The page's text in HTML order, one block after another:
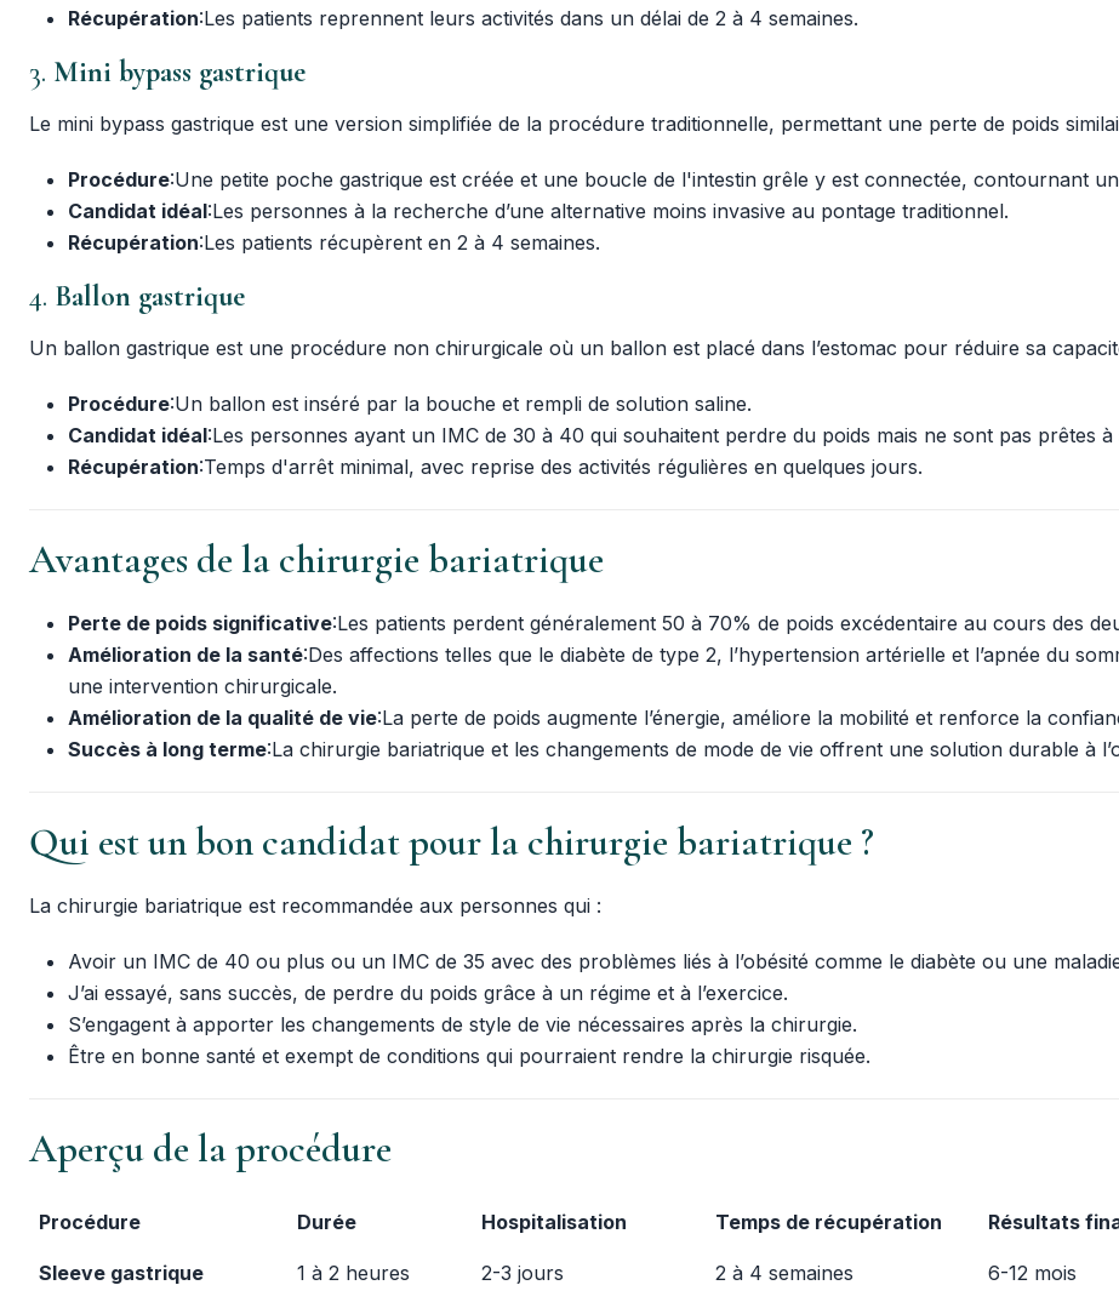
Récupération:Les patients reprennent leurs activités dans un délai de 2 à 4 semaines.
3. Mini bypass gastrique
Le mini bypass gastrique est une version simplifiée de la procédure traditionnelle, permettant une perte de poids
Procédure:Une petite poche gastrique est créée et une boucle de l'intestin grêle y est connectée, contournant
Candidat idéal:Les personnes à la recherche d’une alternative moins invasive au pontage traditionnel.
Récupération:Les patients récupèrent en 2 à 4 semaines.
4. Ballon gastrique
Un ballon gastrique est une procédure non chirurgicale où un ballon est placé dans l’estomac pour réduire sa
Procédure:Un ballon est inséré par la bouche et rempli de solution saline.
Candidat idéal:Les personnes ayant un IMC de 30 à 40 qui souhaitent perdre du poids mais ne sont pas prêtes
Récupération:Temps d'arrêt minimal, avec reprise des activités régulières en quelques jours.
Avantages de la chirurgie bariatrique
Perte de poids significative:Les patients perdent généralement 50 à 70% de poids excédentaire au cours des
Amélioration de la santé:Des affections telles que le diabète de type 2, l’hypertension artérielle et l’apnée du
une intervention chirurgicale.
Amélioration de la qualité de vie:La perte de poids augmente l’énergie, améliore la mobilité et renforce la
Succès à long terme:La chirurgie bariatrique et les changements de mode de vie offrent une solution durable à
Qui est un bon candidat pour la chirurgie bariatrique ?
La chirurgie bariatrique est recommandée aux personnes qui :
Avoir un IMC de 40 ou plus ou un IMC de 35 avec des problèmes liés à l’obésité comme le diabète ou une
J’ai essayé, sans succès, de perdre du poids grâce à un régime et à l’exercice.
S’engagent à apporter les changements de style de vie nécessaires après la chirurgie.
Être en bonne santé et exempt de conditions qui pourraient rendre la chirurgie risquée.
Aperçu de la procédure
Procédure Durée Hospitalisation Temps de récupération Résultats
Sleeve gastrique 1 à 2 heures 2-3 jours 2 à 4 semaines 6-12 mois